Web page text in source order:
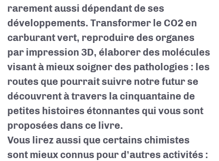
rarement aussi dépendant de ses
développements. Transformer le CO2 en
carburant vert, reproduire des organes
par impression 3D, élaborer des molécules
visant à mieux soigner des pathologies : les
routes que pourrait suivre notre futur se
découvrent à travers la cinquantaine de
petites histoires étonnantes qui vous sont
proposées dans ce livre.
Vous lirez aussi que certains chimistes
sont mieux connus pour d’autres activités :